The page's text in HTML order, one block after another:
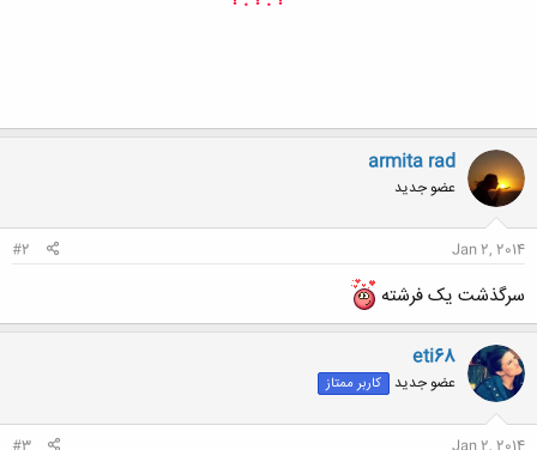
armita rad
عضو جدید
Jan 2, 2014
#2
سرگذشت یک فرشته
eti68
عضو جدید کاربر ممتاز